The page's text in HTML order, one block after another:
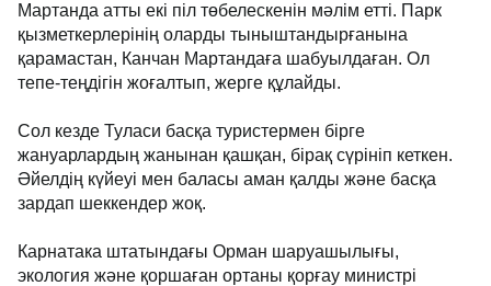
Мартанда атты екі піл төбелескенін мәлім етті. Парк
қызметкерлерінің оларды тыныштандырғанына
қарамастан, Канчан Мартандаға шабуылдаған. Ол
тепе-теңдігін жоғалтып, жерге құлайды.
Сол кезде Туласи басқа туристермен бірге
жануарлардың жанынан қашқан, бірақ сүрініп кеткен.
Әйелдің күйеуі мен баласы аман қалды және басқа
зардап шеккендер жоқ.
Карнатака штатындағы Орман шаруашылығы,
экология және қоршаған ортаны қорғау министрі